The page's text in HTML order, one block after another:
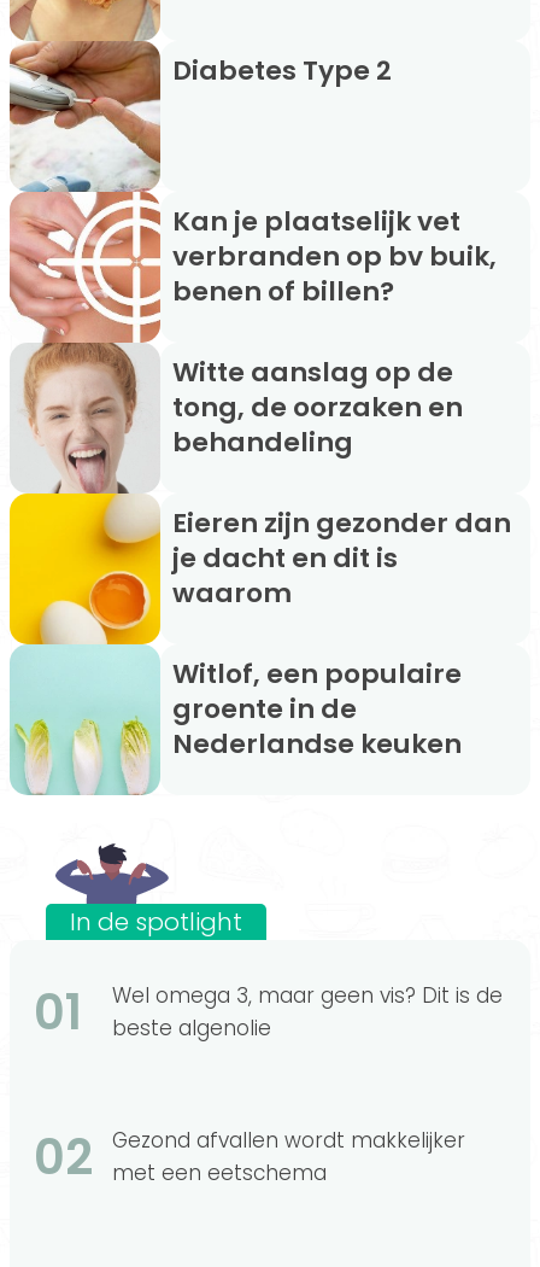
Diabetes Type 2
Kan je plaatselijk vet
verbranden op bv buik,
benen of billen?
Witte aanslag op de
tong, de oorzaken en
behandeling
Eieren zijn gezonder dan
je dacht en dit is
waarom
Witlof, een populaire
groente in de
Nederlandse keuken
In de spotlight
01
Wel omega 3, maar geen vis? Dit is de
beste algenolie
02
Gezond afvallen wordt makkelijker
met een eetschema